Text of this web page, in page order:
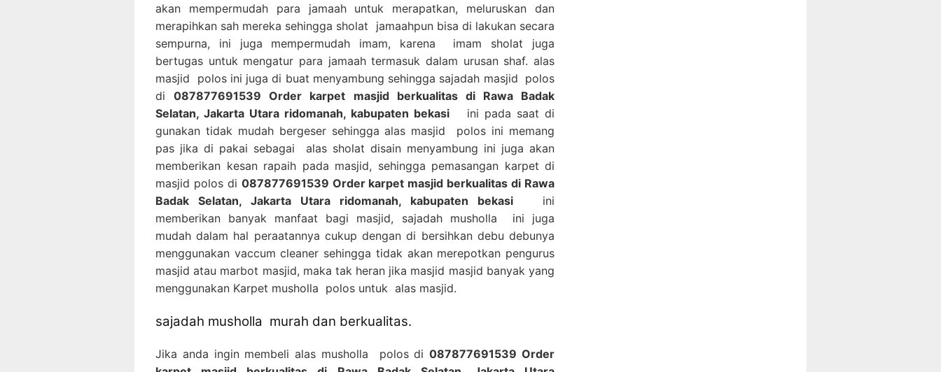
akan mempermudah para jamaah untuk merapatkan, meluruskan dan
merapihkan sah mereka sehingga sholat jamaahpun bisa di lakukan secara
sempurna, ini juga mempermudah imam, karena imam sholat juga
bertugas untuk mengatur para jamaah termasuk dalam urusan shaf. alas
masjid polos ini juga di buat menyambung sehingga sajadah masjid polos
di087877691539 Order karpet masjid berkualitas di Rawa Badak
Selatan, Jakarta Utara ridomanah, kabupaten bekasi ini pada saat di
gunakan tidak mudah bergeser sehingga alas masjid polos ini memang
pas jika di pakai sebagai alas sholat disain menyambung ini juga akan
memberikan kesan rapaih pada masjid, sehingga pemasangan karpet di
masjid polos di 087877691539 Order karpet masjid berkualitas di Rawa
Badak Selatan, Jakarta Utara ridomanah, kabupaten bekasi ini
memberikan banyak manfaat bagi masjid, sajadah musholla ini juga
mudah dalam hal peraatannya cukup dengan di bersihkan debu debunya
menggunakan vaccum cleaner sehingga tidak akan merepotkan pengurus
masjid atau marbot masjid, maka tak heran jika masjid masjid banyak yang
menggunakan Karpet musholla polos untuk alas masjid.
sajadah musholla murah dan berkualitas.
Jika anda ingin membeli alas musholla polos di087877691539 Order